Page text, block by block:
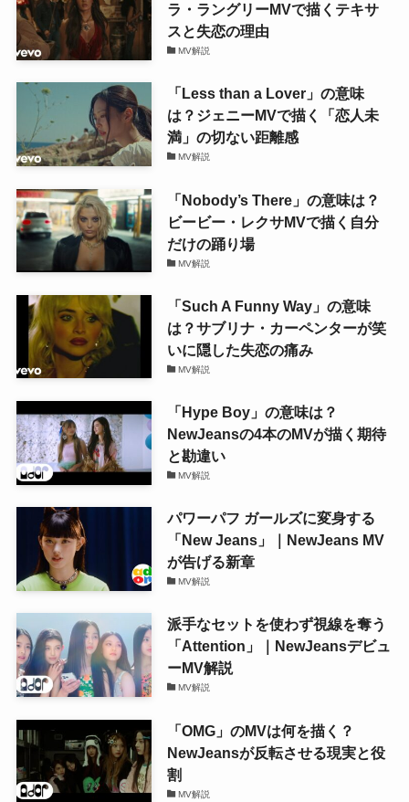
ラ・ラングリーMVで描くテキサ
スと失恋の理由
MV解説
「Less than a Lover」の意味
は？ジェニーMVで描く「恋人未
満」の切ない距離感
MV解説
「Nobody’s There」の意味は？
ビービー・レクサMVで描く自分
だけの踊り場
MV解説
「Such A Funny Way」の意味
は？サブリナ・カーペンターが笑
いに隠した失恋の痛み
MV解説
「Hype Boy」の意味は？
NewJeansの4本のMVが描く期待
と勘違い
MV解説
パワーパフ ガールズに変身する
「New Jeans」｜NewJeans MV
が告げる新章
MV解説
派手なセットを使わず視線を奪う
「Attention」｜NewJeansデビュ
ーMV解説
MV解説
「OMG」のMVは何を描く？
NewJeansが反転させる現実と役
割
MV解説